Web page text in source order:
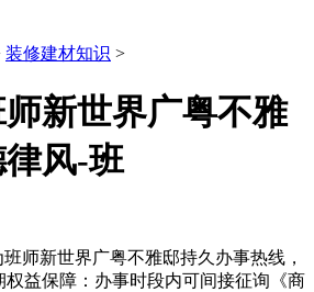
装修建材知识 >
师新世界广粤不雅
风-班
新世界广粤不雅邸持久办事热线，
权益保障：办事时段内可间接征询《商